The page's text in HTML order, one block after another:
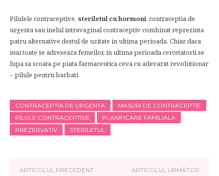
Pilulele contraceptive, steriletul cu hormoni, contraceptia de
urgenta sau inelul intravaginal contraceptiv combinat reprezinta
patru alternative destul de uzitate in ultima perioada. Chiar daca
mai toate se adreseaza femeilor, in ultima perioada cercetatorii se
lupa sa scoata pe piata farmaceutica ceva cu adevarat revolutionar
– pilule pentru barbati.
CONTRACEPTIA DE URGENTA
MASURI DE CONTRACEPTIE
PILULE CONTRACEPTIVE
PLANIFICARE FAMILIALA
PREZERVATIV
STERILETUL
ARTICOLUL PRECEDENT ARTICOLUL URMĂTOR